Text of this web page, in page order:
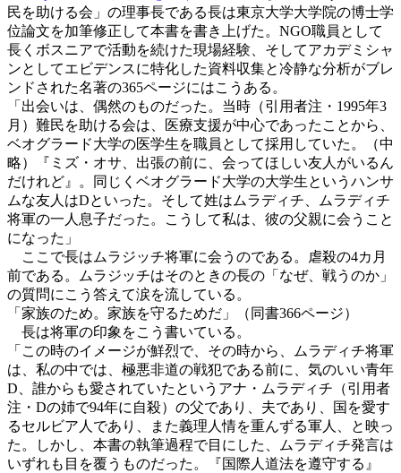
民を助ける会」の理事長である長は東京大学大学院の博士学
位論文を加筆修正して本書を書き上げた。NGO職員として
長くボスニアで活動を続けた現場経験、そしてアカデミシャ
ンとしてエビデンスに特化した資料収集と冷静な分析がブレ
ンドされた名著の365ページにはこうある。
「出会いは、偶然のものだった。当時（引用者注・1995年3
月）難民を助ける会は、医療支援が中心であったことから、
ベオグラード大学の医学生を職員として採用していた。（中
略）『ミズ・オサ、出張の前に、会ってほしい友人がいるん
だけれど』。同じくベオグラード大学の大学生というハンサ
ムな友人はDといった。そして姓はムラディチ、ムラディチ
将軍の一人息子だった。こうして私は、彼の父親に会うこと
になった」
ここで長はムラジッチ将軍に会うのである。虐殺の4カ月
前である。ムラジッチはそのときの長の「なぜ、戦うのか」
の質問にこう答えて涙を流している。
「家族のため。家族を守るためだ」（同書366ページ）
長は将軍の印象をこう書いている。
「この時のイメージが鮮烈で、その時から、ムラディチ将軍
は、私の中では、極悪非道の戦犯である前に、気のいい青年
D、誰からも愛されていたというアナ・ムラディチ（引用者
注・Dの姉で94年に自殺）の父であり、夫であり、国を愛す
るセルビア人であり、また義理人情を重んずる軍人、と映っ
た。しかし、本書の執筆過程で目にした、ムラディチ発言は
いずれも目を覆うものだった。『国際人道法を遵守する』